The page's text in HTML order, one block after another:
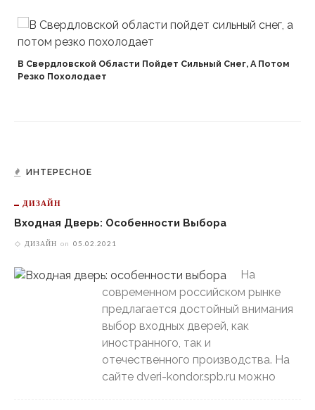
В Свердловской Области Пойдет Сильный Снег, А Потом
Резко Похолодает
ИНТЕРЕСНОЕ
ДИЗАЙН
Входная Дверь: Особенности Выбора
ДИЗАЙН on 05.02.2021
На
современном российском рынке
предлагается достойный внимания
выбор входных дверей, как
иностранного, так и
отечественного производства. На
сайте dveri-kondor.spb.ru можно